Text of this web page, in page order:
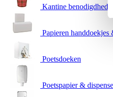
Kantine benodigdheden
Papieren handdoekjes
Poetsdoeken
Poetspapier &